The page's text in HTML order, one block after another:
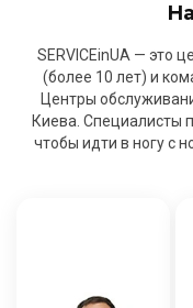
SERVICEinUA — это
(более 10 лет) и
Центры
Киева. Специалисты
чтобы идти в ногу с